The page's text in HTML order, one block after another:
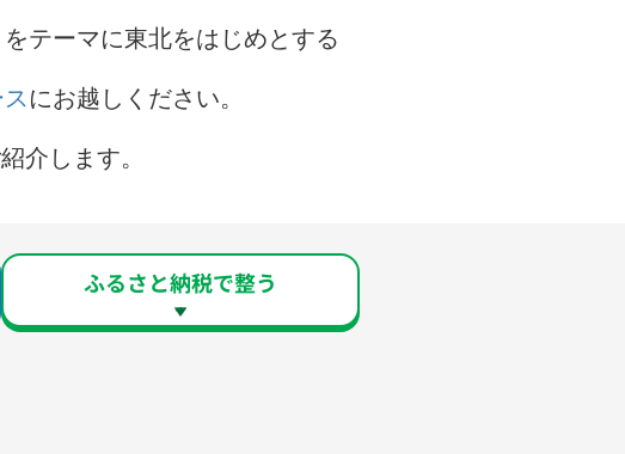
テーマに東北をはじめとする
にお越しください。
介します。
ふるさと納税で整う